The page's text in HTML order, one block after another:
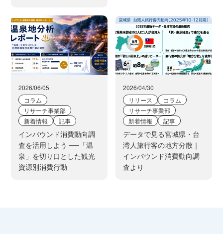
2026/06/05
コラム
リサーチ事業部
新着情報
記事
インバウンド消費動向調
査を活用しよう ──「温
泉」を切り口とした観光
資源別消費行動
2026/04/30
リリース
コラム
リサーチ事業部
新着情報
記事
データで見る宮城県・台
湾人旅行客の地方分散｜
インバウンド消費動向調
査より